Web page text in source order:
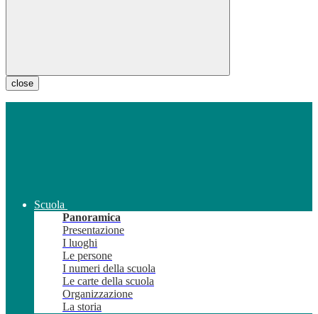
close
Scuola
Panoramica
Presentazione
I luoghi
Le persone
I numeri della scuola
Le carte della scuola
Organizzazione
La storia